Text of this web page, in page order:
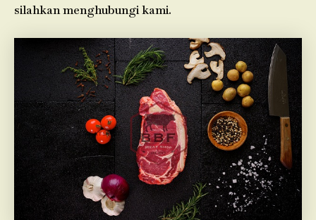
silahkan menghubungi kami.